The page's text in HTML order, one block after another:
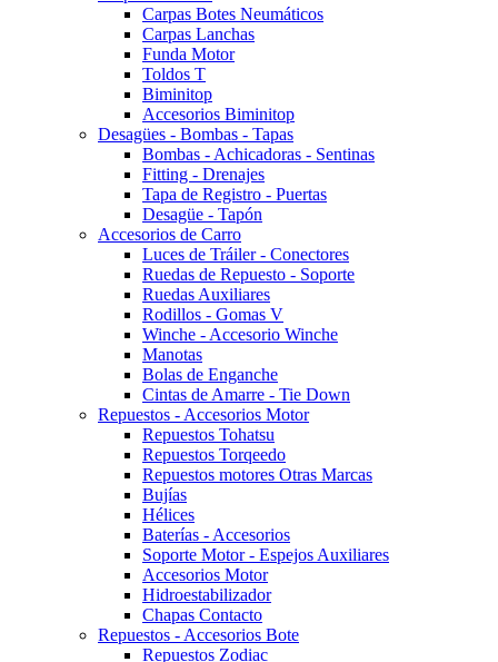
Carpas Botes Neumáticos
Carpas Lanchas
Funda Motor
Toldos T
Biminitop
Accesorios Biminitop
Desagües - Bombas - Tapas
Bombas - Achicadoras - Sentinas
Fitting - Drenajes
Tapa de Registro - Puertas
Desagüe - Tapón
Accesorios de Carro
Luces de Tráiler - Conectores
Ruedas de Repuesto - Soporte
Ruedas Auxiliares
Rodillos - Gomas V
Winche - Accesorio Winche
Manotas
Bolas de Enganche
Cintas de Amarre - Tie Down
Repuestos - Accesorios Motor
Repuestos Tohatsu
Repuestos Torqeedo
Repuestos motores Otras Marcas
Bujías
Hélices
Baterías - Accesorios
Soporte Motor - Espejos Auxiliares
Accesorios Motor
Hidroestabilizador
Chapas Contacto
Repuestos - Accesorios Bote
Repuestos Zodiac